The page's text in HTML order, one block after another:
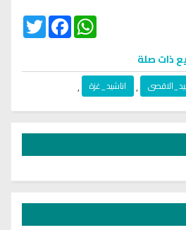
Twitter
FacebookWhatsApp
ذات صلة
, اناشيد_غزة ,